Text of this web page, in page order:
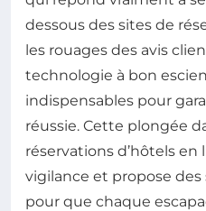
dessous des sites de
les rouages des avis
technologie à bon
indispensables pour
réussie. Cette plongée
réservations d’hôtels en
vigilance et propose
pour que chaque